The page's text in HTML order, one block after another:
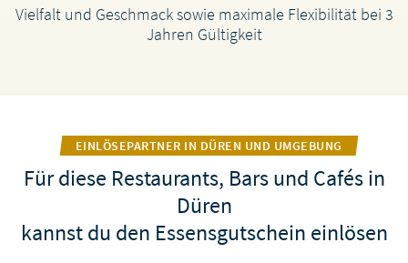
Vielfalt und Geschmack sowie maximale Flexibilität bei 3
Jahren Gültigkeit
EINLÖSEPARTNER IN DÜREN UND UMGEBUNG
Für diese Restaurants, Bars und Cafés in
Düren
kannst du den Essensgutschein einlösen